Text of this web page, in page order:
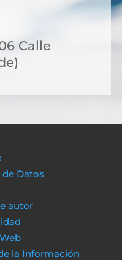
Calle
Datos
autor
la Información